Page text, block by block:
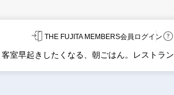
THE FUJITA MEMBERS会員ログイン
客室早起きしたくなる、朝ごはん。 レストラン